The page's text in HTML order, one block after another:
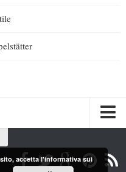
accetta l'informativa sui